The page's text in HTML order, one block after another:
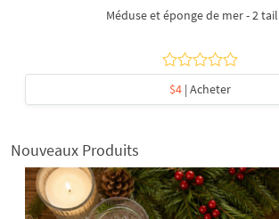
Méduse et éponge de mer - 2
$4| Acheter
Nouveaux Produits